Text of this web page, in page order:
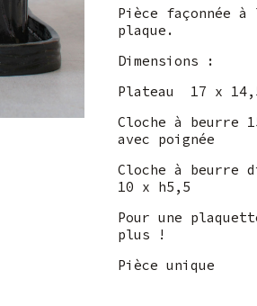
Pièce façonnée
plaque.
Dimensions :
Plateau 17 x
Cloche à beurre
avec poignée
Cloche à beurre
10 x h5,5
Pour une
plus !
Pièce unique